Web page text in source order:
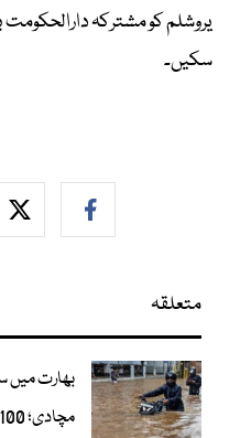
یروشلم کو مشترکہ دارالحکومت
سکیں۔
متعلقہ
بھارت میں
مچادی؛ 100 سے زائد ہلاکتیں